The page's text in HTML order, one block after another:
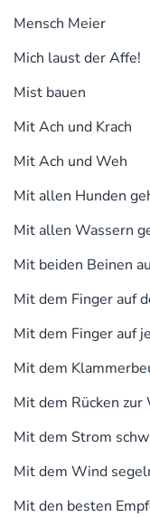
Mensch Meier
Mich laust der Affe!
Mist bauen
Mit Ach und Krach
Mit Ach und Weh
Mit allen Hunden
Mit allen Wassern
Mit beiden Beinen
Mit dem Finger auf
Mit dem Finger auf
Mit dem
Mit dem Rücken zur
Mit dem Strom
Mit dem Wind
Mit den besten